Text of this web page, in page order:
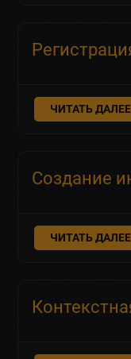
ЧИТАТЬ ДАЛЕЕ
Создание
ЧИТАТЬ ДАЛЕЕ